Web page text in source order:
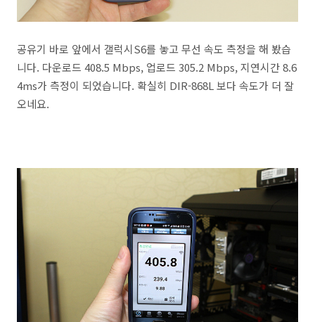
공유기 바로 앞에서 갤럭시S6를 놓고 무선 속도 측정을 해 봤습
니다. 다운로드 408.5 Mbps, 업로드 305.2 Mbps, 지연시간 8.6
4ms가 측정이 되었습니다. 확실히 DIR-868L 보다 속도가 더 잘
오네요.